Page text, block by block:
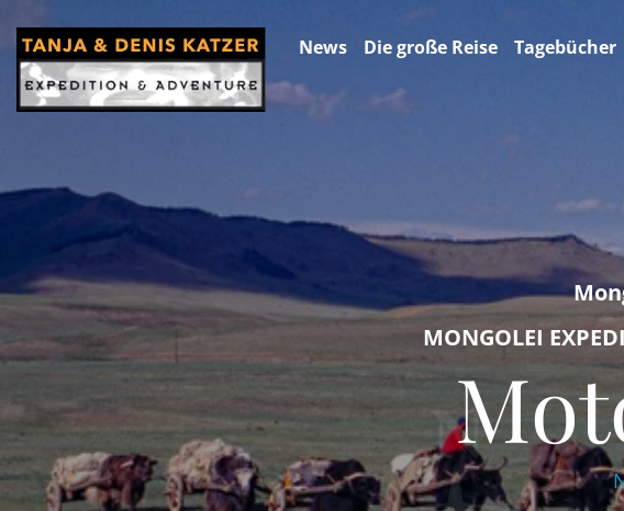
News Die große Reise Tagebücher
MONGOLEI